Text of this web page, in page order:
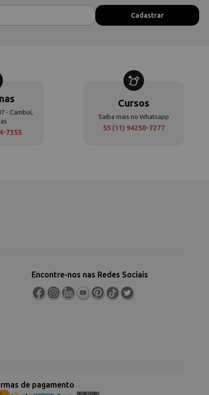
- Cambuí,
7355
Cursos
Saiba mais no Whatsapp
55 (11) 94250-7277
Encontre-nos nas Redes Sociais
de pagamento